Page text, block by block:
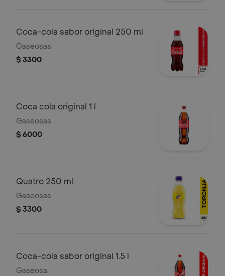
Coca-cola sabor original 250 ml
Gaseosas
$ 3300
Coca cola original 1 l
Gaseosas
$ 6000
Quatro 250 ml
Gaseosas
$ 3300
Coca-cola sabor original 1.5 l
Gaseosa.